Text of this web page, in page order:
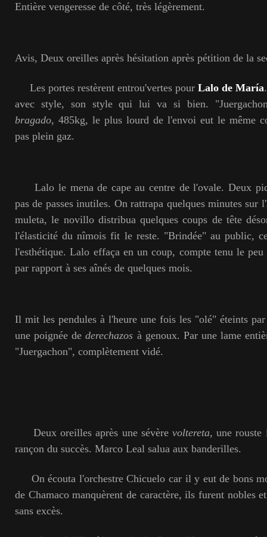
Entière vengeresse de côté, très légèrement.
Avis, Deux oreilles après hésitation après pétition de la
Les portes restèrent entrou'vertes pour Lalo de María
avec style, son style qui lui va si bien.
bragado, 485kg, le plus lourd de l'envoi eut le même
pas plein gaz.
Lalo le mena de cape au centre de l'ovale. Deux
pas de passes inutiles. On rattrapa quelques minutes
muleta, le novillo distribua quelques coups de tête
l'élasticité du nîmois fit le reste. "Brindée" au public,
l'esthétique. Lalo effaça en un coup, compte tenu le peu
par rapport à ses aînés de quelques mois.
Il mit les pendules à l'heure une fois les "olé" éteints par
une poignée dederechazos à genoux. Par une lame
"Juergachon", complètement vidé.
Deux oreilles après une sévère voltereta, une rouste
rançon du succès. Marco Leal salua aux banderilles.
On écouta l'orchestre Chicuelo car il y eut de bons
de Chamaco manquèrent de caractère, ils furent nobles
sans excès.